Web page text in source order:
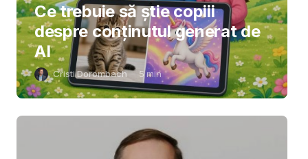
Ce trebuie să știe copiii
despre conținutul generat de
AI
Cristi Dorombach 5 min